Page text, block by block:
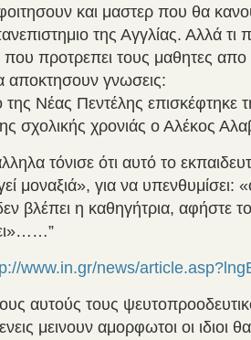
και μαστερ που θα
της Αγγλίας. Αλλά τι
προτρεπει τους μαθητες απο
αποκτησουν γνωσεις:
της Νέας Πεντέλης επισκέφτηκε
σχολικής χρονιάς ο Αλέκος
τόνισε ότι αυτό το
μοναξιά», για να υπενθυμίσει:
βλέπει η καθηγήτρια, αφήστε
www.in.gr/news/
αυτούς τους
μεινουν αμορφωτοι οι ιδιοι